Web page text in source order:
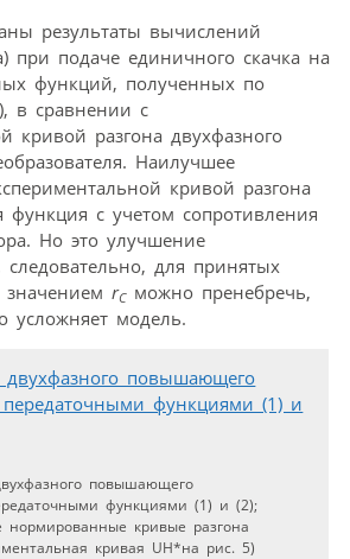
результаты вычислений
при подаче единичного скачка на
функций, полученных по
в сравнении с
кривой разгона двухфазного
Наилучшее
кривой разгона
функция с учетом сопротивления
Но это улучшение
для принятых
rCможно пренебречь,
усложняет модель.
повышающего
функциями (1) и (2);
нормированные кривые разгона
кривая UH*на рис. 5)